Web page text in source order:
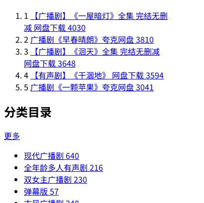
1
【广播剧】《一屋暗灯》全集 完结无删
减 网盘下载4030
2 广播剧《早春晴朗》夸克网盘3810
3
【广播剧】《洄天》全集 完结无删减
网盘下载3648
4 【有声剧】《干涸地》 网盘下载3594
5 广播剧《一颗苹果》夸克网盘3041
分类目录
更多
现代广播剧 640
全年龄多人有声剧 216
双女主广播剧 230
弹幕版 57